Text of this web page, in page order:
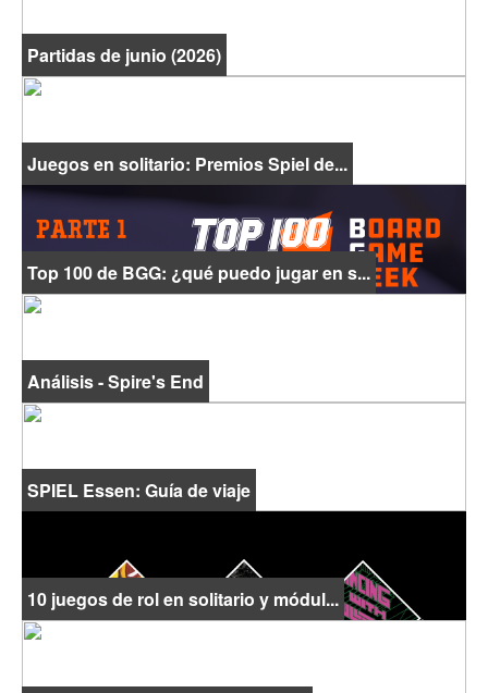
Partidas de junio (2026)
Juegos en solitario: Premios Spiel de...
Top 100 de BGG: ¿qué puedo jugar en s...
Análisis - Spire's End
SPIEL Essen: Guía de viaje
10 juegos de rol en solitario y módul...